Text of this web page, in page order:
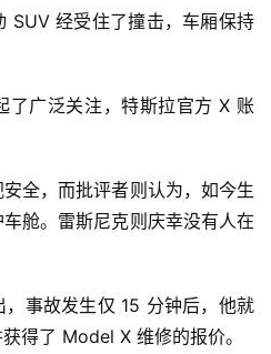
SUV 经受住了撞击，车厢保持
了广泛关注，特斯拉官方 X 账
全，而批评者则认为，如今生
舱。雷斯尼克则庆幸没有人在
事故发生仅 15 分钟后，他就
得了 Model X 维修的报价。